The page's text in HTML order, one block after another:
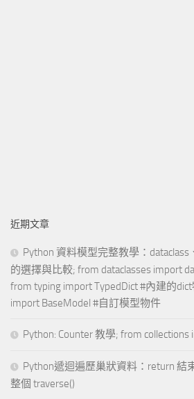
近期文章
Python 資料模型完整教學：dataclass
的選擇與比較; from dataclasses import
from typing import TypedDict #內建的
import BaseModel #自訂模型物件
Python: Counter 教學; from collections
Python遞迴遍歷巢狀資料：return 結
整個 traverse()